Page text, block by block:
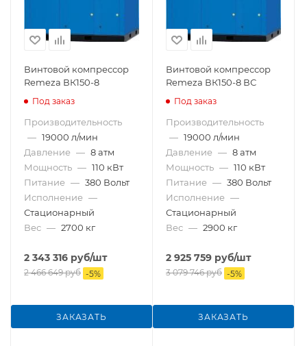
Винтовой компрессор
Remeza ВК150-8
Под заказ
Производительность
— 19000 л/мин
Давление — 8 атм
Мощность — 110 кВт
Питание — 380 Вольт
Исполнение —
Стационарный
Вес — 2700 кг
2 343 316 руб/шт
2 466 649руб -5%
ЗАКАЗАТЬ
Винтовой компрессор
Remeza ВК150-8 ВС
Под заказ
Производительность
— 19000 л/мин
Давление — 8 атм
Мощность — 110 кВт
Питание — 380 Вольт
Исполнение —
Стационарный
Вес — 2900 кг
2 925 759 руб/шт
3 079 746руб -5%
ЗАКАЗАТЬ